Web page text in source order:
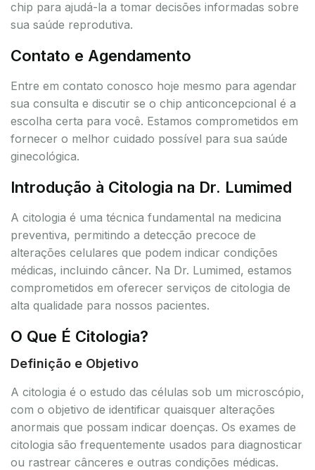
chip para ajudá-la a tomar decisões informadas sobre
sua saúde reprodutiva.
Contato e Agendamento
Entre em contato conosco hoje mesmo para agendar
sua consulta e discutir se o chip anticoncepcional é a
escolha certa para você. Estamos comprometidos em
fornecer o melhor cuidado possível para sua saúde
ginecológica.
Introdução à Citologia na Dr. Lumimed
A citologia é uma técnica fundamental na medicina
preventiva, permitindo a detecção precoce de
alterações celulares que podem indicar condições
médicas, incluindo câncer. Na Dr. Lumimed, estamos
comprometidos em oferecer serviços de citologia de
alta qualidade para nossos pacientes.
O Que É Citologia?
Definição e Objetivo
A citologia é o estudo das células sob um microscópio,
com o objetivo de identificar quaisquer alterações
anormais que possam indicar doenças. Os exames de
citologia são frequentemente usados para diagnosticar
ou rastrear cânceres e outras condições médicas.